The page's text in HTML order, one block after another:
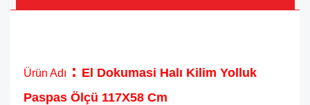
Ürün Adı : El Dokumasi Halı Kilim Yolluk
Paspas Ölçü 117X58 Cm